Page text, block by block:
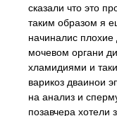
сказали что это
таким образом я
начиналис плохие
мочевом органи
хламидиями и
варикоз дваинои
на анализ и
позавчера хотели